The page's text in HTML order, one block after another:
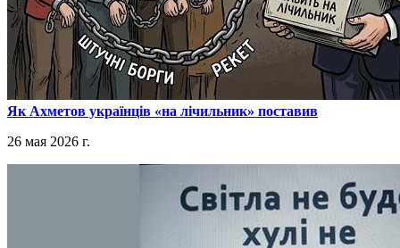
​Як Ахметов українців «на лічильник» поставив
26 мая 2026 г.